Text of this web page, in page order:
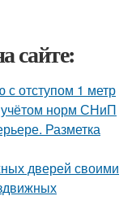
сайте:
отступом 1 метр
учётом норм СНиП
Разметка
дверей своими